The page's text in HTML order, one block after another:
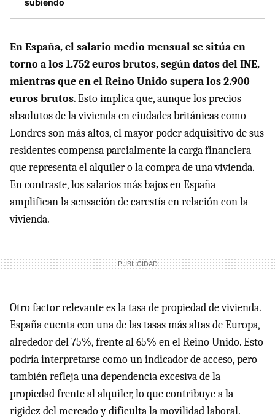
subiendo
En España, el salario medio mensual se sitúa en
torno a los 1.752 euros brutos, según datos del INE,
mientras que en el Reino Unido supera los 2.900
euros brutos. Esto implica que, aunque los precios
absolutos de la vivienda en ciudades británicas como
Londres son más altos, el mayor poder adquisitivo de sus
residentes compensa parcialmente la carga financiera
que representa el alquiler o la compra de una vivienda.
En contraste, los salarios más bajos en España
amplifican la sensación de carestía en relación con la
vivienda.
Otro factor relevante es la tasa de propiedad de vivienda.
España cuenta con una de las tasas más altas de Europa,
alrededor del 75%, frente al 65% en el Reino Unido. Esto
podría interpretarse como un indicador de acceso, pero
también refleja una dependencia excesiva de la
propiedad frente al alquiler, lo que contribuye a la
rigidez del mercado y dificulta la movilidad laboral.